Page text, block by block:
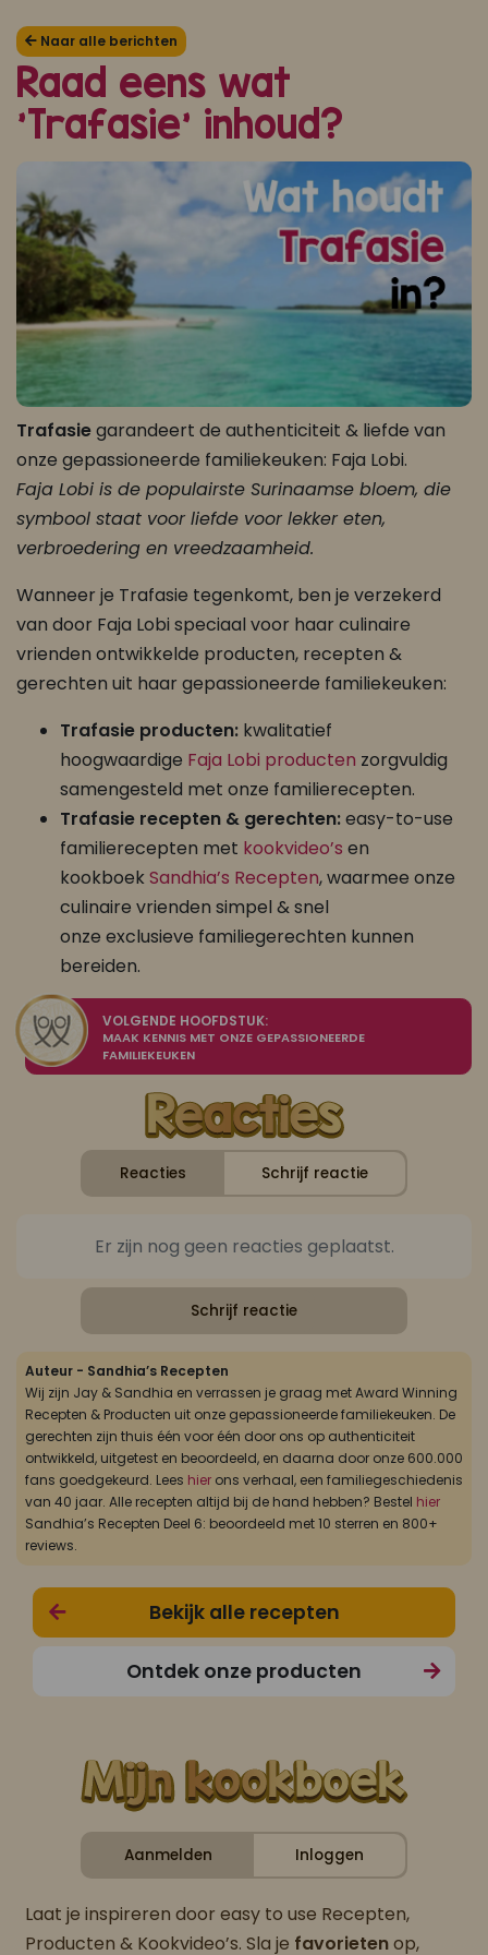
Koop ons bestseller kookboek
Ofklik hierom je aan te melden voor Mijn Kookboek.
Naar alle berichten
Raad eens wat
'Trafasie' inhoud?
Trafasiegarandeert de authenticiteit & liefde van
onze gepassioneerde familiekeuken: Faja Lobi.
Faja Lobi is de populairste Surinaamse bloem, die
symbool staat voor liefde voor lekker eten,
verbroedering en vreedzaamheid.
Wanneer je Trafasie tegenkomt, ben je verzekerd
van door Faja Lobi speciaal voor haar culinaire
vrienden ontwikkelde producten, recepten &
gerechten uit haar gepassioneerde familiekeuken:
Trafasie producten: kwalitatief
hoogwaardige Faja Lobi producten zorgvuldig
samengesteld met onze familierecepten.
Trafasie recepten & gerechten:easy-to-use
familierecepten met kookvideo’s en
kookboekSandhia’s Recepten, waarmee onze
culinaire vrienden simpel & snel
onze exclusieve familiegerechten kunnen
bereiden.
VOLGENDE HOOFDSTUK:
MAAK KENNIS MET ONZE GEPASSIONEERDE
FAMILIEKEUKEN
Reacties Schrijf reactie
Er zijn nog geen reacties geplaatst.
Schrijf reactie
Auteur - Sandhia’s Recepten
Wij zijn Jay & Sandhia en verrassen je graag met Award Winning
Recepten & Producten uit onze gepassioneerde familiekeuken. De
gerechten zijn thuis één voor één door ons op authenticiteit
ontwikkeld, uitgetest en beoordeeld, en daarna door onze 600.000
fans goedgekeurd. Lees hier ons verhaal, een familiegeschiedenis
van 40 jaar. Alle recepten altijd bij de hand hebben? Bestel hier
Sandhia’s Recepten Deel 6: beoordeeld met 10 sterren en 800+
reviews.
Bekijk alle recepten
Ontdek onze producten
Aanmelden Inloggen
Laat je inspireren door easy to use Recepten,
Producten & Kookvideo’s. Sla je favorietenop,